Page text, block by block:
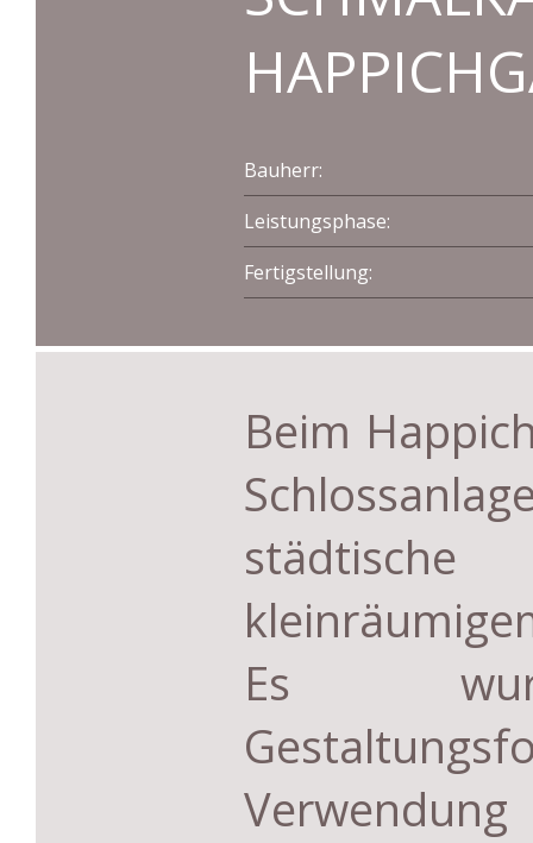
Bauherr:
Leistungsphase:
Fertigstellung:
Beim
Es